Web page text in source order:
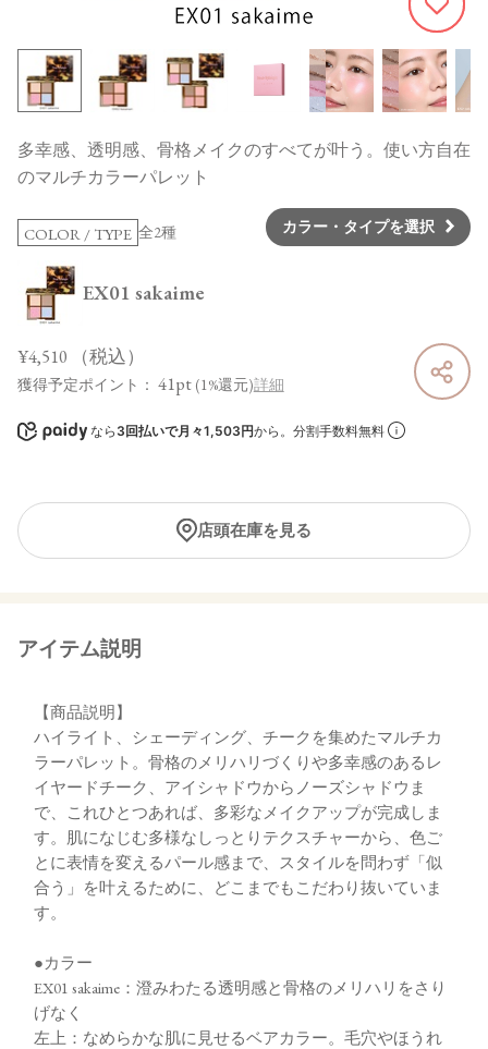
334
多幸感、透明感、骨格メイクのすべてが叶う。使い方自在
のマルチカラーパレット
COLOR / TYPE 全2種 カラー・タイプを選択
EX01 sakaime
¥4,510 （税込）
獲得予定ポイント： 41pt (1%還元)詳細
なら 3回払いで月々1,503円から。分割手数料無料
店頭在庫を見る
アイテム説明
【商品説明】
ハイライト、シェーディング、チークを集めたマルチカ
ラーパレット。骨格のメリハリづくりや多幸感のあるレ
イヤードチーク、アイシャドウからノーズシャドウま
で、これひとつあれば、多彩なメイクアップが完成しま
す。肌になじむ多様なしっとりテクスチャーから、色ご
とに表情を変えるパール感まで、スタイルを問わず「似
合う」を叶えるために、どこまでもこだわり抜いていま
す。
●カラー
EX01 sakaime：澄みわたる透明感と骨格のメリハリをさり
げなく
左上：なめらかな肌に見せるベアカラー。毛穴やほうれ